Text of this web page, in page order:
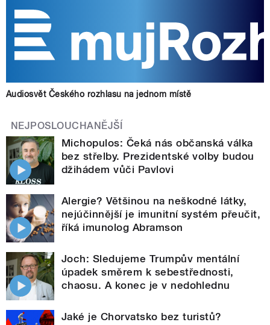
Audiosvět Českého rozhlasu na jednom místě
NEJPOSLOUCHANĚJŠÍ
Michopulos: Čeká nás občanská válka
bez střelby. Prezidentské volby budou
džihádem vůči Pavlovi
Alergie? Většinou na neškodné látky,
nejúčinnější je imunitní systém přeučit,
říká imunolog Abramson
Joch: Sledujeme Trumpův mentální
úpadek směrem k sebestřednosti,
chaosu. A konec je v nedohlednu
Jaké je Chorvatsko bez turistů?